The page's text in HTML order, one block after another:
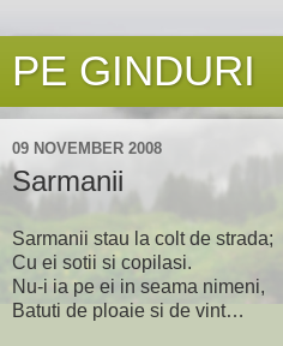
PE GINDURI
09 NOVEMBER 2008
Sarmanii
Sarmanii stau la colt de strada;
Cu ei sotii si copilasi.
Nu-i ia pe ei in seama nimeni,
Batuti de ploaie si de vint…